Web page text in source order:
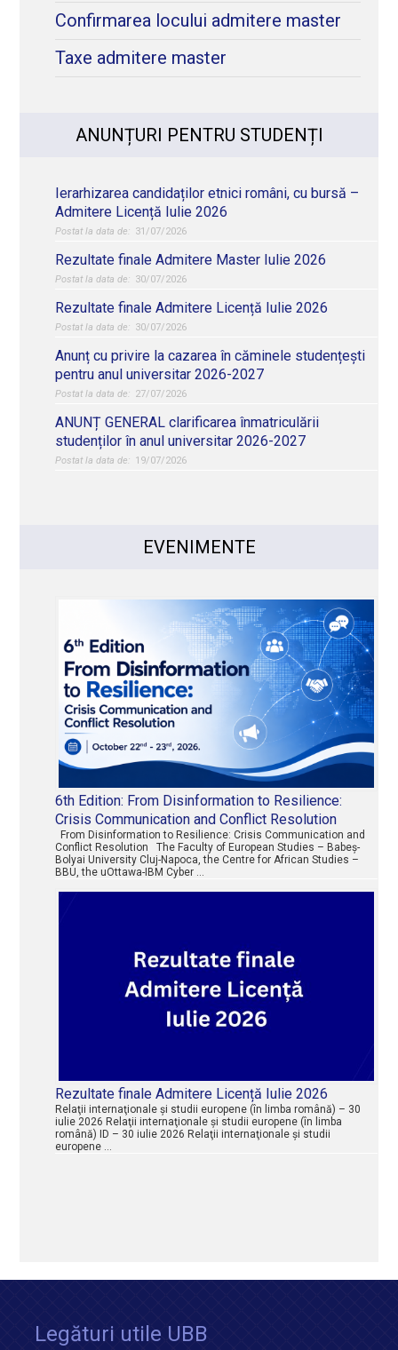
Confirmarea locului admitere master
Taxe admitere master
ANUNȚURI PENTRU STUDENȚI
Ierarhizarea candidaților etnici români, cu bursă –
Admitere Licență Iulie 2026
31/07/2026
Rezultate finale Admitere Master Iulie 2026
30/07/2026
Rezultate finale Admitere Licență Iulie 2026
30/07/2026
Anunț cu privire la cazarea în căminele studențești
pentru anul universitar 2026-2027
27/07/2026
ANUNȚ GENERAL clarificarea înmatriculării
studenților în anul universitar 2026-2027
19/07/2026
EVENIMENTE
6th Edition: From Disinformation to Resilience:
Crisis Communication and Conflict Resolution
From Disinformation to Resilience: Crisis Communication and
Conflict Resolution The Faculty of European Studies – Babeș-
Bolyai University Cluj-Napoca, the Centre for African Studies –
BBU, the uOttawa-IBM Cyber …
Rezultate finale Admitere Licență Iulie 2026
Relaţii internaţionale şi studii europene (în limba română) – 30
iulie 2026 Relaţii internaţionale şi studii europene (în limba
română) ID – 30 iulie 2026 Relaţii internaţionale şi studii
europene …
Legături utile UBB